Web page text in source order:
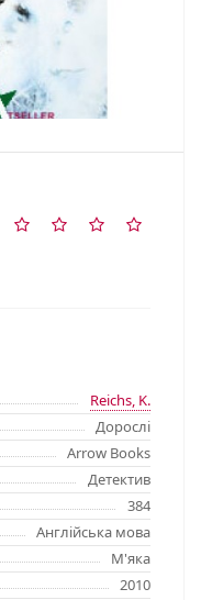
Reichs, K.
Дорослі
Arrow Books
Детектив
384
Англійська мова
М'яка
2010